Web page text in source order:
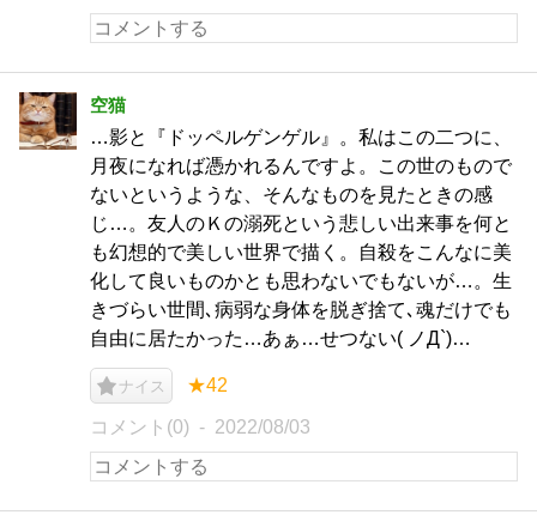
空猫
…影と『ドッペルゲンゲル』。私はこの二つに、
月夜になれば憑かれるんですよ。この世のもので
ないというような、そんなものを見たときの感
じ…。友人のＫの溺死という悲しい出来事を何と
も幻想的で美しい世界で描く。自殺をこんなに美
化して良いものかとも思わないでもないが…。生
きづらい世間､病弱な身体を脱ぎ捨て､魂だけでも
自由に居たかった…あぁ…せつない( ノД`)…
ナイス ★42
コメント(0) 2022/08/03